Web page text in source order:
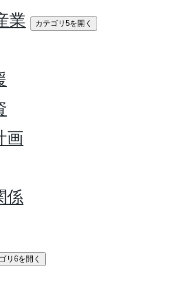
業
カテゴリ5を開く
画
係
リ6を開く